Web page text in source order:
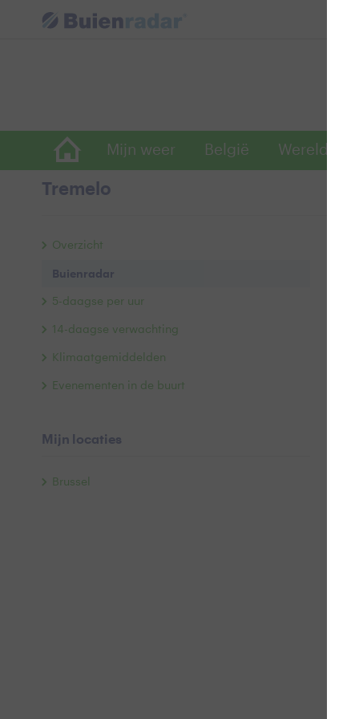
Mijn weer België Wereldwijd
Tremelo
Overzicht
Buienradar
5-daagse per uur
14-daagse verwachting
Klimaatgemiddelden
Evenementen in de buurt
Mijn locaties
Brussel